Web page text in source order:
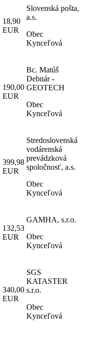
18,90
EUR
Slovenská pošta,
a.s.
Obec
Kynceľová
190,00
EUR
Bc. Matúš
Debnár -
GEOTECH
Obec
Kynceľová
399,98
EUR
Stredoslovenská
vodárenská
prevádzková
spoločnosť, a.s.
Obec
Kynceľová
132,53
EUR
GAMHA, s.r.o.
Obec
Kynceľová
340,00
EUR
SGS
KATASTER
s.r.o.
Obec
Kynceľová